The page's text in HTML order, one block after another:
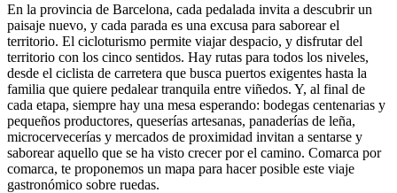
En la provincia de Barcelona, cada pedalada invita a descubrir un
paisaje nuevo, y cada parada es una excusa para saborear el
territorio. El cicloturismo permite viajar despacio, y disfrutar del
territorio con los cinco sentidos. Hay rutas para todos los niveles,
desde el ciclista de carretera que busca puertos exigentes hasta la
familia que quiere pedalear tranquila entre viñedos. Y, al final de
cada etapa, siempre hay una mesa esperando: bodegas centenarias y
pequeños productores, queserías artesanas, panaderías de leña,
microcervecerías y mercados de proximidad invitan a sentarse y
saborear aquello que se ha visto crecer por el camino. Comarca por
comarca, te proponemos un mapa para hacer posible este viaje
gastronómico sobre ruedas.